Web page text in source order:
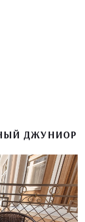
ДЖУНИОР